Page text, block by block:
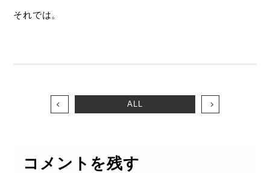
それでは。
ALL
コメントを残す